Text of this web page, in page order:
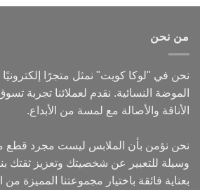
من نحن
نحن في "لوكا كويت" نمثل متجرًا
الموضة النسائية. نقدم لعملائنا تجربة
الأناقة والأصالة مع لمسة من الأبداع.
نحن نؤمن بأن الملابس ليست مجرد قطع
وسيلة للتعبير عن شخصيتك وتعزيز ثقتك
بعناية فائقة باختيار مجموعتنا المميزة من